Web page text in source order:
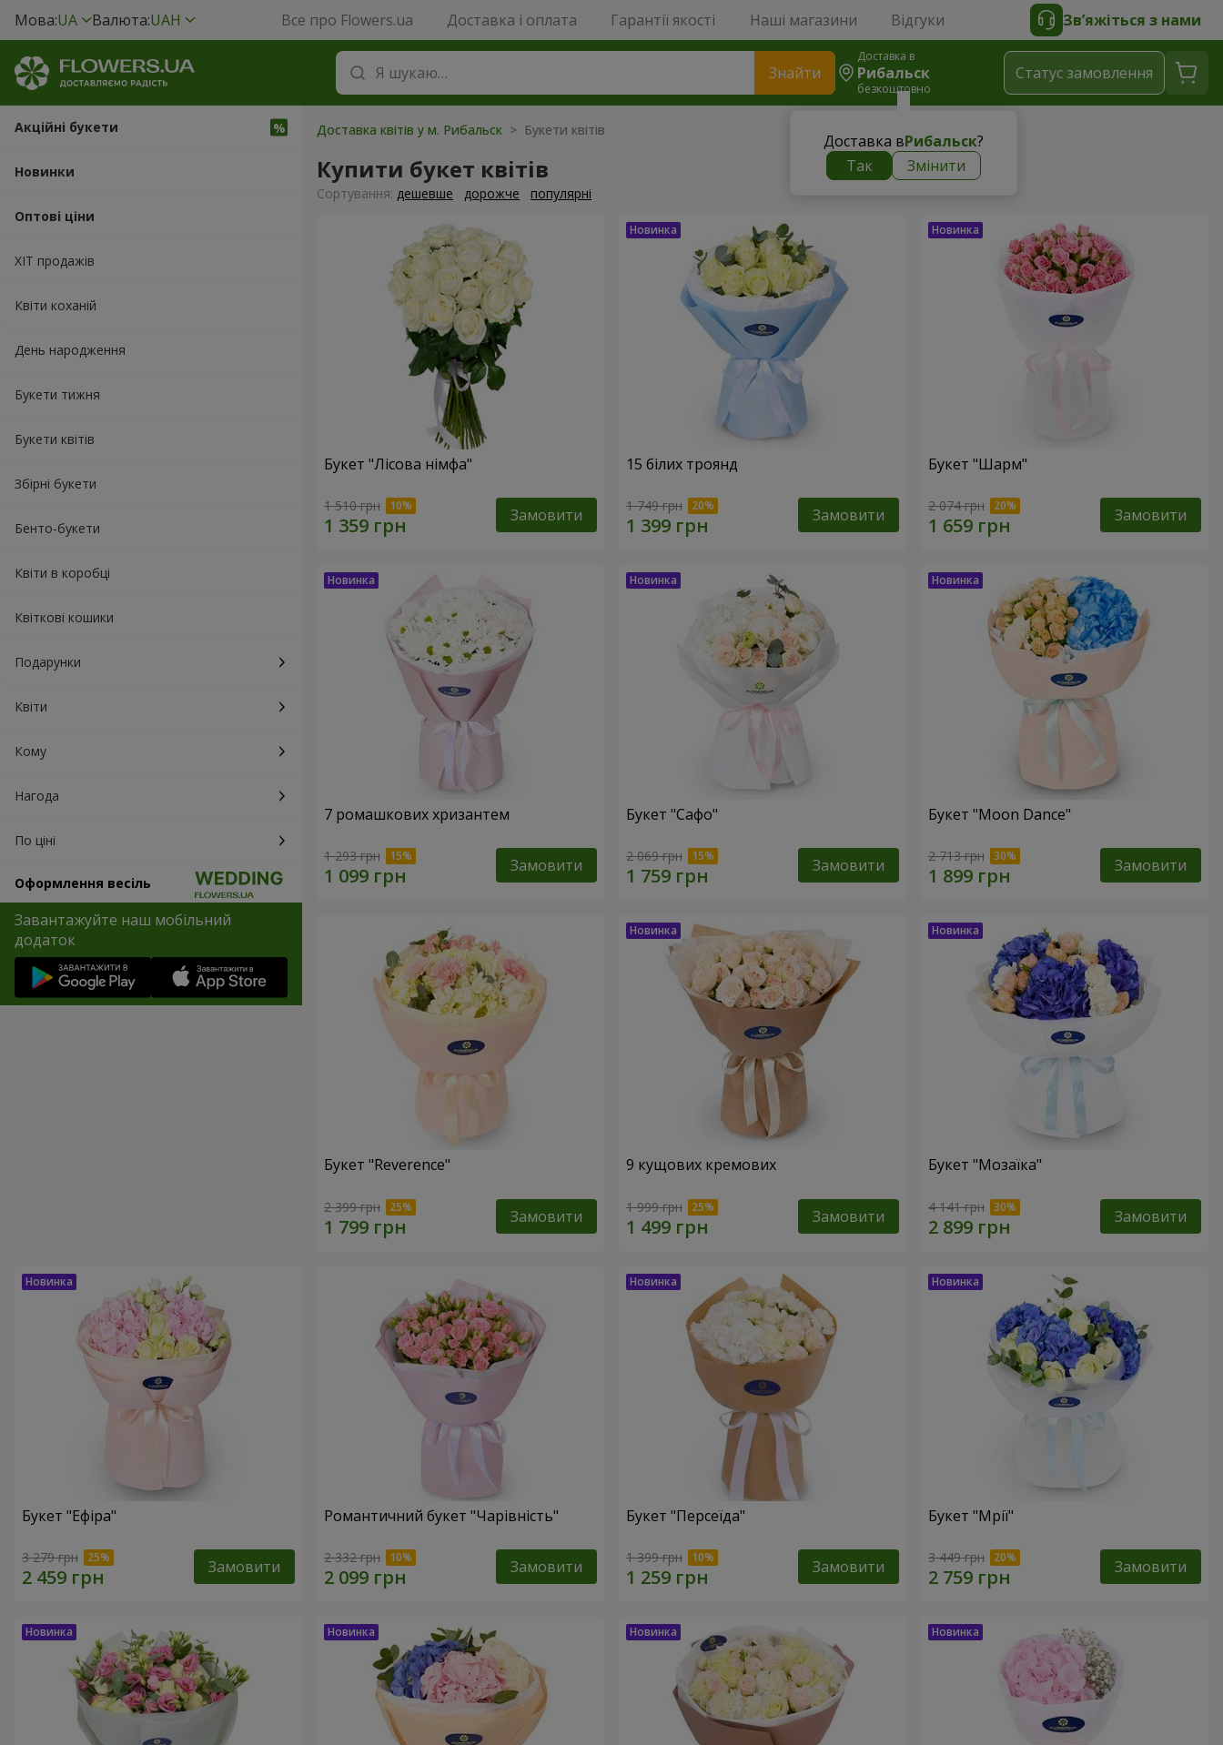
Мова:UA Валюта:UAH Все про Flowers.ua Доставка і оплата Гарантії якості Наші магазини Відгуки Зв’яжіться з нами
Знайти
Доставка в
Рибальск
безкоштовно
Доставка вРибальск?
Так
Змінити
Статус замовлення
Акційні букети
Новинки
Оптові ціни
ХІТ продажів
Квіти коханій
День народження
Букети тижня
Букети квітів
Збірні букети
Бенто-букети
Квіти в коробці
Квіткові кошики
Подарунки
Квіти
Кому
Нагода
По ціні
Оформлення весіль
Завантажуйте наш мобільний
додаток
Доставка квітів у м. Рибальск > Букети квітів
Купити букет квітів
Сортування: дешевше дорожче популярні
Букет "Лісова німфа"
1 510 грн Замовити
15 білих троянд
1 749 грн Замовити
Букет "Шарм"
2 074 грн Замовити
7 ромашкових хризантем
1 293 грн Замовити
Букет "Сафо"
2 069 грн Замовити
Букет "Moon Dance"
2 713 грн Замовити
Букет "Reverence"
2 399 грн Замовити
9 кущових кремових
1 999 грн Замовити
Букет "Мозаїка"
4 141 грн Замовити
Букет "Ефіра"
3 279 грн Замовити
Романтичний букет "Чарівність"
2 332 грн Замовити
Букет "Персеїда"
1 399 грн Замовити
Букет "Мрії"
3 449 грн Замовити